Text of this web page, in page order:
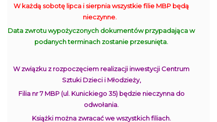
W każdą sobotę lipca i sierpnia wszystkie filie MBP będą
nieczynne.
Data zwrotu wypożyczonych dokumentów przypadająca w
podanych terminach zostanie przesunięta.
W związku z rozpoczęciem realizacji inwestycji Centrum
Sztuki Dzieci i Młodzieży,
Filia nr 7 MBP (ul. Kunickiego 35) będzie nieczynna do
odwołania.
Książki można zwracać we wszystkich filiach.